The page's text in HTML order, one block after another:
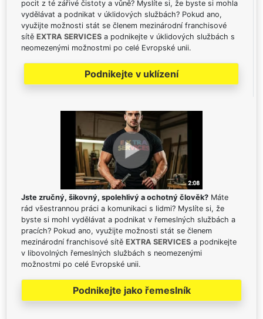
pocit z té zářivé čistoty a vůně? Myslíte si, že byste si mohla
vydělávat a podnikat v úklidových službách? Pokud ano,
využijte možnosti stát se členem mezinárodní franchisové
sítě EXTRA SERVICES a podnikejte v úklidových službách s
neomezenými možnostmi po celé Evropské unii.
Podnikejte v uklízení
Jste zručný, šikovný, spolehlivý a ochotný člověk? Máte
rád všestrannou práci a komunikaci s lidmi? Myslíte si, že
byste si mohl vydělávat a podnikat v řemeslných službách a
pracích? Pokud ano, využijte možnosti stát se členem
mezinárodní franchisové sítě EXTRA SERVICES a podnikejte
v libovolných řemeslných službách s neomezenými
možnostmi po celé Evropské unii.
Podnikejte jako řemeslník